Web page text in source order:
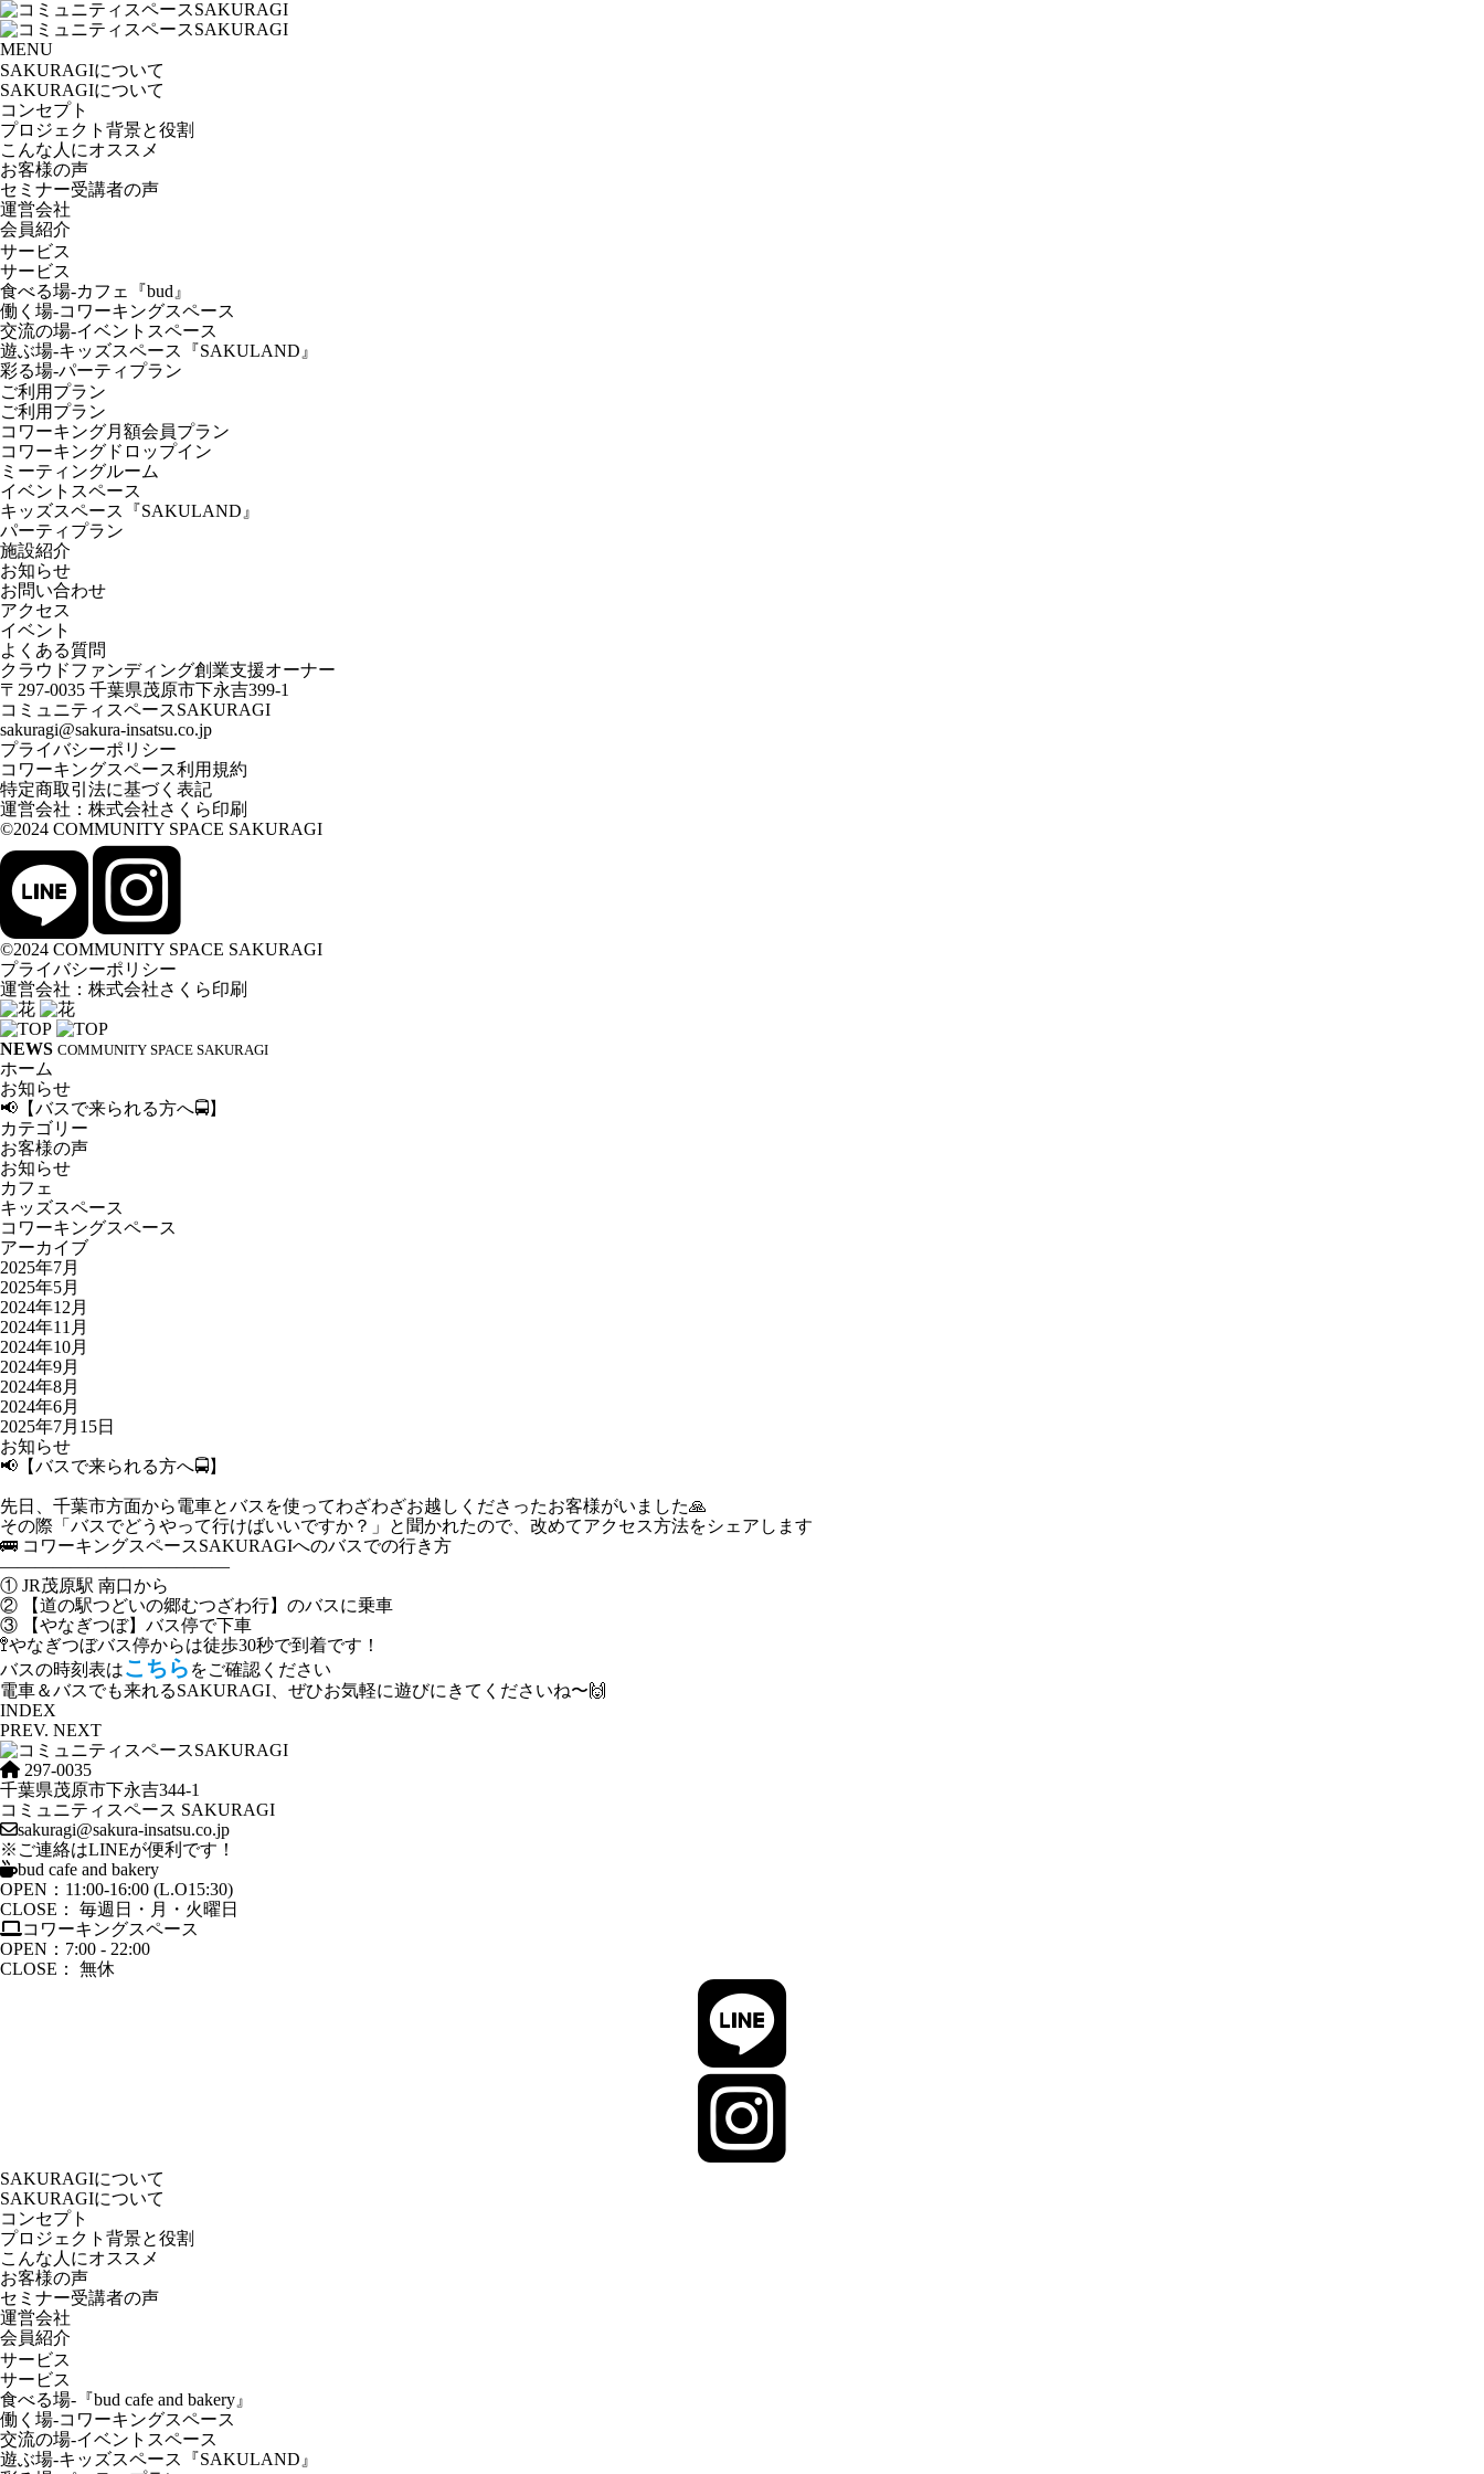
MENU
SAKURAGIについて
SAKURAGIについて
コンセプト
プロジェクト背景と役割
こんな人にオススメ
お客様の声
セミナー受講者の声
運営会社
会員紹介
サービス
サービス
食べる場-カフェ『bud』
働く場-コワーキングスペース
交流の場-イベントスペース
遊ぶ場-キッズスペース『SAKULAND』
彩る場-パーティプラン
ご利用プラン
ご利用プラン
コワーキング月額会員プラン
コワーキングドロップイン
ミーティングルーム
イベントスペース
キッズスペース『SAKULAND』
パーティプラン
施設紹介
お知らせ
お問い合わせ
アクセス
イベント
よくある質問
クラウドファンディング創業支援オーナー
〒297-0035 千葉県茂原市下永吉399-1
コミュニティスペースSAKURAGI
sakuragi@sakura-insatsu.co.jp
プライバシーポリシー
コワーキングスペース利用規約
特定商取引法に基づく表記
運営会社： 株式会社さくら印刷
©2024 COMMUNITY SPACE SAKURAGI
©2024 COMMUNITY SPACE SAKURAGI
プライバシーポリシー
運営会社： 株式会社さくら印刷
NEWS COMMUNITY SPACE SAKURAGI
ホーム
お知らせ
📢【バスで来られる方へ🚍】
カテゴリー
お客様の声
お知らせ
カフェ
キッズスペース
コワーキングスペース
アーカイブ
2025年7月
2025年5月
2024年12月
2024年11月
2024年10月
2024年9月
2024年8月
2024年6月
2025年7月15日
お知らせ
📢【バスで来られる方へ🚍】
先日、千葉市方面から電車とバスを使ってわざわざお越しくださったお客様がいました🙏
その際「バスでどうやって行けばいいですか？」と聞かれたので、改めてアクセス方法をシェアします
🚌 コワーキングスペースSAKURAGIへのバスでの行き方
—————————————
① JR茂原駅 南口から
② 【道の駅つどいの郷むつざわ行】のバスに乗車
③ 【やなぎつぼ】バス停で下車
🚏やなぎつぼバス停からは徒歩30秒で到着です！
バスの時刻表はこちら をご確認ください
電車＆バスでも来れるSAKURAGI、ぜひお気軽に遊びにきてくださいね〜🙌
INDEX
PREV. NEXT
297-0035
千葉県茂原市下永吉344-1
コミュニティスペース SAKURAGI
sakuragi@sakura-insatsu.co.jp
※ご連絡はLINEが便利です！
bud cafe and bakery
OPEN：11:00-16:00 (L.O15:30)
CLOSE： 毎週日・月・火曜日
コワーキングスペース
OPEN：7:00 - 22:00
CLOSE： 無休
SAKURAGIについて
SAKURAGIについて
コンセプト
プロジェクト背景と役割
こんな人にオススメ
お客様の声
セミナー受講者の声
運営会社
会員紹介
サービス
サービス
食べる場-『bud cafe and bakery』
働く場-コワーキングスペース
交流の場-イベントスペース
遊ぶ場-キッズスペース『SAKULAND』